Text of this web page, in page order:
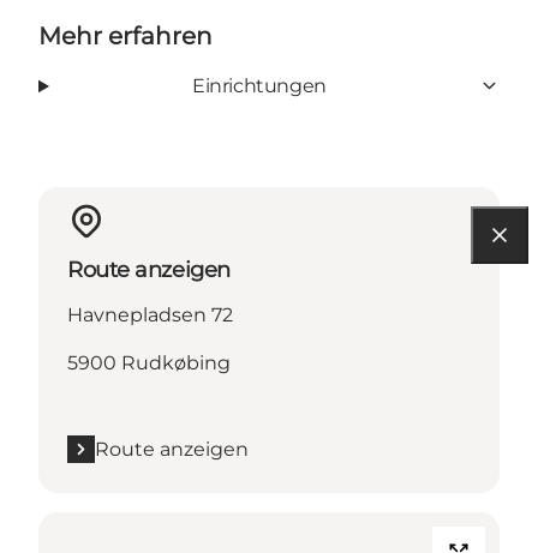
Mehr erfahren
Einrichtungen
Route anzeigen
Havnepladsen 72
5900 Rudkøbing
Route anzeigen